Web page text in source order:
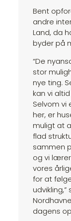
Bent
andre
Land, da
byder på
“De
stor
nye ting.
kan vi
Selvom vi
her, er
muligt at
flad
sammen
og vi
vores
for at
dagens